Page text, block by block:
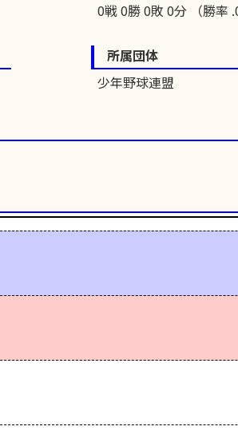
0戦 0勝 0敗 0分 （勝率
所属団体
少年野球連盟